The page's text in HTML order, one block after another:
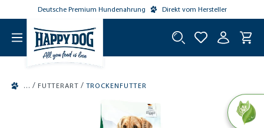
springen
Deutsche Premium Hundenahrung Direkt vom Hersteller
/ FUTTERART / TROCKENFUTTER